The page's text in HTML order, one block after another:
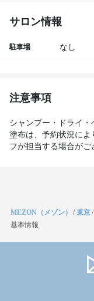
サロン情報
駐車場 なし
注意事項
シャンプー・ドライ
塗布は、予約状況によ
フが担当する場合がご
MEZON（メゾン） /東京/
基本情報